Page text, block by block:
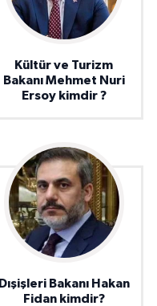
Kültür ve Turizm
Bakanı Mehmet Nuri
Ersoy kimdir ?
Dışişleri Bakanı Hakan
Fidan kimdir?